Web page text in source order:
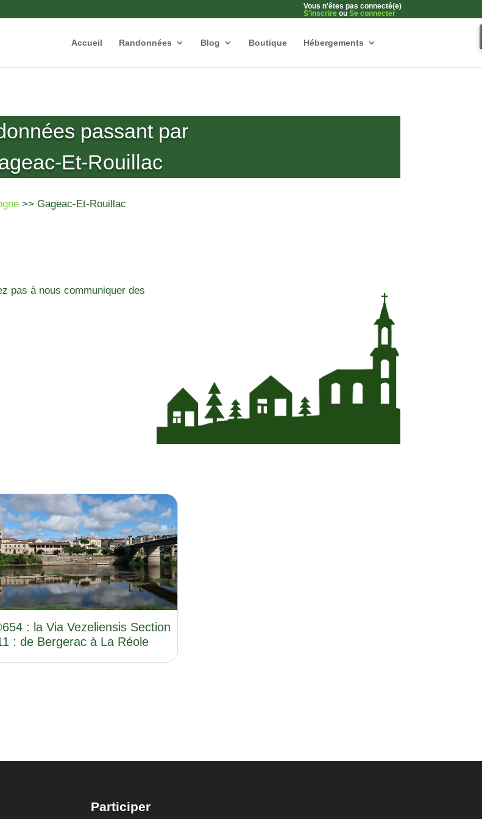
Vous n'êtes pas connecté(e)
S'inscrire ou Se connecter
Accueil Randonnées Blog Boutique Hébergements
passant par
Et-Rouillac
>> Gageac-Et-Rouillac
pas à nous communiquer des
: la Via Vezeliensis Section
: de Bergerac à La Réole
Participer